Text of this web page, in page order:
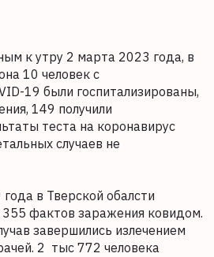
к утру 2 марта 2023 года, в
10 человек с
19 были госпитализированы,
149 получили
теста на коронавирус
случаев не
в Тверской обалсти
фактов заражения ковидом.
завершились излечением
2 тыс 772 человека